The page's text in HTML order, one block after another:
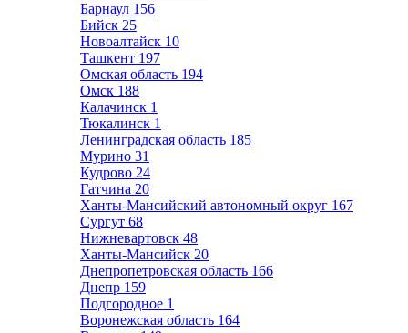
Барнаул 156
Бийск 25
Новоалтайск 10
Ташкент 197
Омская область 194
Омск 188
Калачинск 1
Тюкалинск 1
Ленинградская область 185
Мурино 31
Кудрово 24
Гатчина 20
Ханты-Мансийский автономный округ 167
Сургут 68
Нижневартовск 48
Ханты-Мансийск 20
Днепропетровская область 166
Днепр 159
Подгородное 1
Воронежская область 164